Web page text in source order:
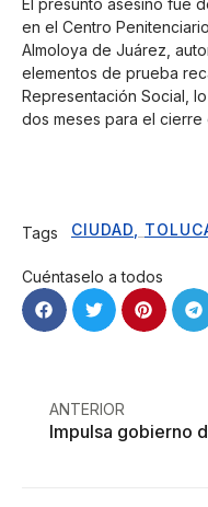
en el Centro
Almoloya de Juárez,
elementos de prueba
Representación Social,
dos meses para el cierre
Tags CIUDAD
Cuéntaselo a todos
ANTERIOR